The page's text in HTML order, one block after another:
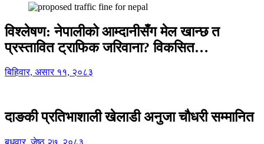
विश्लेषण: नेपालीको आम्दानीसँग मेल खान्छ त
प्रस्तावित ट्राफिक जरिवाना? विकसित…
बिहिवार, असार ११, २०८३
दाङकी प्रतिभाशाली खेलाडी अनुजा चौधरी सम्मानित